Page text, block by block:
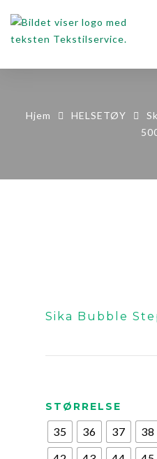
Hjem HELSETØY
Sika Bubble
STØRRELSE
35 36 37 38